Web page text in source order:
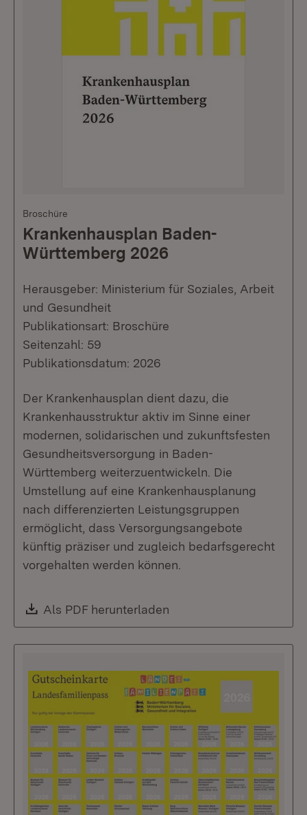
Broschüre
Krankenhausplan Baden-
Württemberg 2026
Herausgeber: Ministerium für Soziales, Arbeit
und Gesundheit
Publikationsart: Broschüre
Seitenzahl: 59
Publikationsdatum: 2026
Der Krankenhausplan dient dazu, die
Krankenhausstruktur aktiv im Sinne einer
modernen, solidarischen und zukunftsfesten
Gesundheitsversorgung in Baden-
Württemberg weiterzuentwickeln. Die
Umstellung auf eine Krankenhausplanung
nach differenzierten Leistungsgruppen
ermöglicht, dass Versorgungsangebote
künftig präziser und zugleich bedarfsgerecht
vorgehalten werden können.
Download:
Als PDF herunterladen